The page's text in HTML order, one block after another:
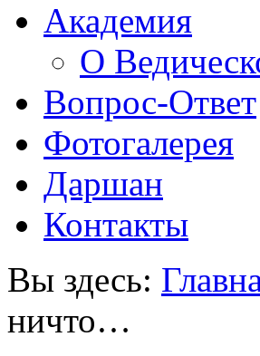
Академия
О
Вопрос-Ответ
Фотогалерея
Даршан
Контакты
Вы здесь:
ничто…